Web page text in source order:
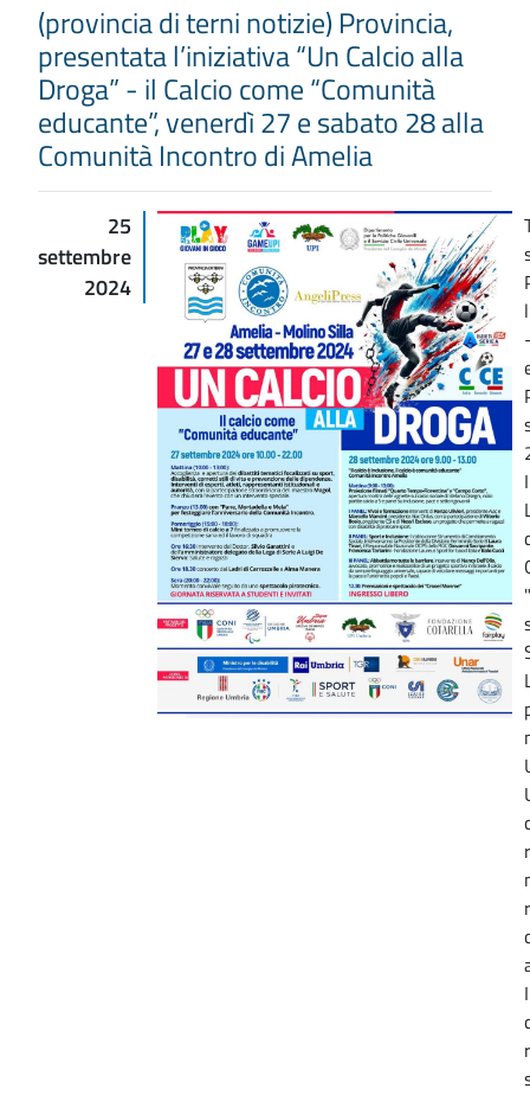
(provincia di terni notizie) Provincia,
presentata l’iniziativa “Un Calcio alla
Droga” - il Calcio come “Comunità
educante”, venerdì 27 e sabato 28 alla
Comunità Incontro di Amelia
25
settembre
2024